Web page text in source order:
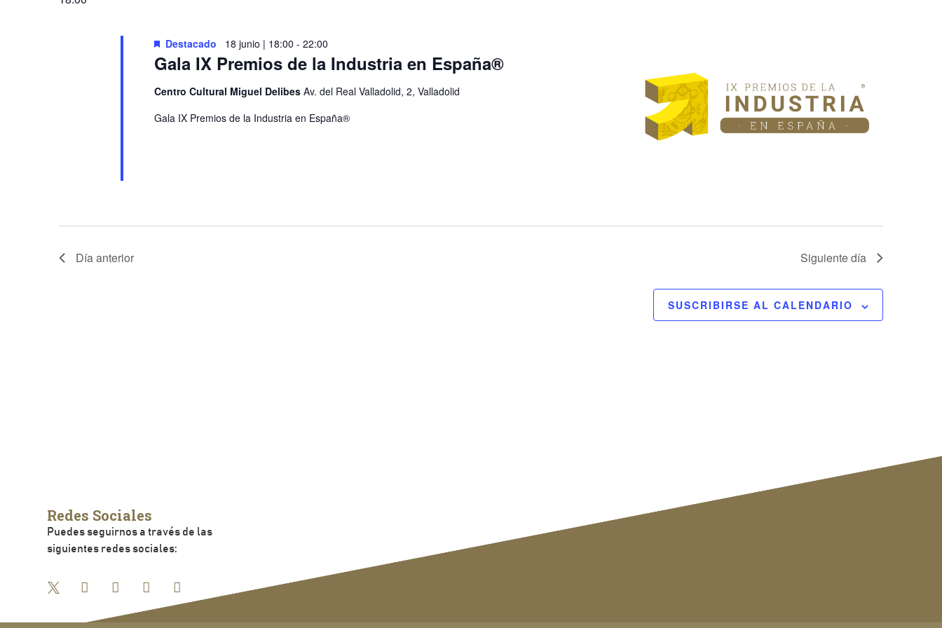
VISTAS
clave.
Gala IX Premios de la Industria en España®
Destacado 18 junio | 18:00 - 22:00
Centro Cultural Miguel Delibes Av. del Real Valladolid, 2, Valladolid
Gala IX Premios de la Industria en España®
Día anterior Siguiente día
SUSCRIBIRSE AL CALENDARIO
Redes Sociales
Puedes seguirnos a través de las
siguientes redes sociales: